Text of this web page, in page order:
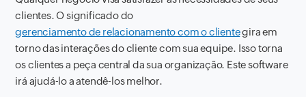
clientes. O significado do
gerenciamento de relacionamento com o clientegira em
torno das interações do cliente com sua equipe. Isso torna
os clientes a peça central da sua organização. Este software
irá ajudá-lo a atendê-los melhor.